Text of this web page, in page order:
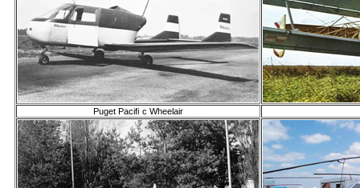
Puget Paciﬁ c Wheelair